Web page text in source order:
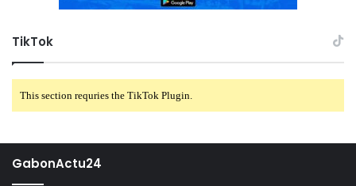
TikTok
This section requries the TikTok Plugin.
GabonActu24